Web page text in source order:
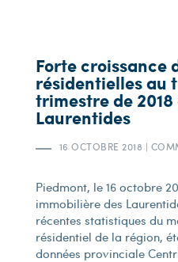
Forte croissance
résidentielles au
trimestre de 2018
Laurentides
16 OCTOBRE 2018 |
Piedmont, le 16 octobre
immobilière des
récentes statistiques du
résidentiel de la région,
données provinciale